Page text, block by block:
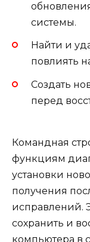
системы.
Найти и
повлиять
Создать
перед
Командная
функциям
установки
получения
исправлений.
сохранить и
компьютера в